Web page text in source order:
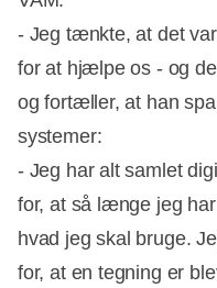
- Jeg tænkte, at det
for at hjælpe os - og
og fortæller, at han
systemer:
- Jeg har alt samlet
for, at så længe jeg
hvad jeg skal bruge.
for, at en tegning er